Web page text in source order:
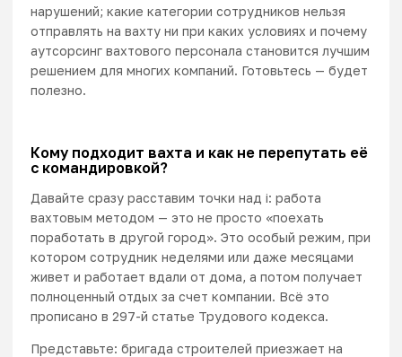
нарушений; какие категории сотрудников нельзя
отправлять на вахту ни при каких условиях и почему
аутсорсинг вахтового персонала становится лучшим
решением для многих компаний. Готовьтесь — будет
полезно.
Кому подходит вахта и как не перепутать её
с командировкой?
Давайте сразу расставим точки над i: работа
вахтовым методом — это не просто «поехать
поработать в другой город». Это особый режим, при
котором сотрудник неделями или даже месяцами
живет и работает вдали от дома, а потом получает
полноценный отдых за счет компании. Всё это
прописано в 297-й статье Трудового кодекса.
Представьте: бригада строителей приезжает на